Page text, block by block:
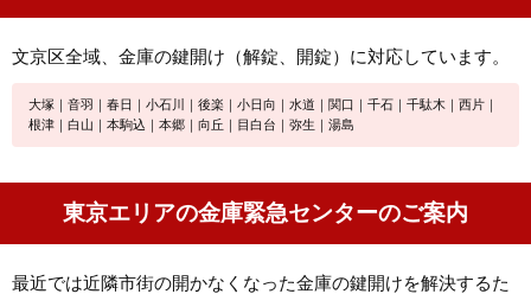
文京区全域、金庫の鍵開け（解錠、開錠）に対応しています。
大塚｜音羽｜春日｜小石川｜後楽｜小日向｜水道｜関口｜千石｜千駄木｜西片｜
根津｜白山｜本駒込｜本郷｜向丘｜目白台｜弥生｜湯島
東京エリアの金庫緊急センターのご案内
最近では近隣市街の開かなくなった金庫の鍵開けを解決するた